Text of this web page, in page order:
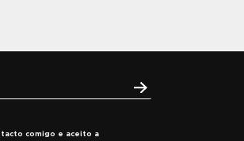
comigo e aceito a